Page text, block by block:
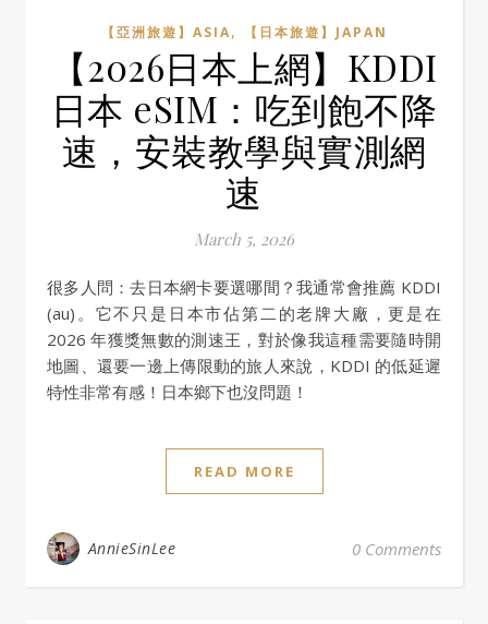
【亞洲旅遊】ASIA, 【日本旅遊】JAPAN
【2026日本上網】KDDI
日本 eSIM：吃到飽不降
速，安裝教學與實測網
速
March 5, 2026
很多人問：去日本網卡要選哪間？我通常會推薦 KDDI
(au)。它不只是日本市佔第二的老牌大廠，更是在
2026 年獲獎無數的測速王，對於像我這種需要隨時開
地圖、還要一邊上傳限動的旅人來說，KDDI 的低延遲
特性非常有感！日本鄉下也沒問題！
READ MORE
AnnieSinLee 0 Comments